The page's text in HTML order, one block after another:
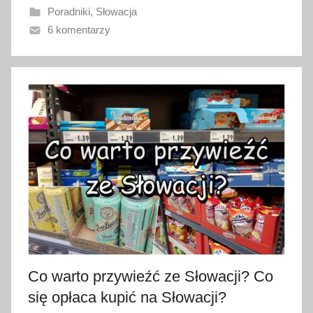
n
o
9
k
w
i
e
n
i
a
2
0
Poradniki, Słowacja
6 komentarzy
Co warto przywieźć ze Słowacji? Co
się opłaca kupić na Słowacji?